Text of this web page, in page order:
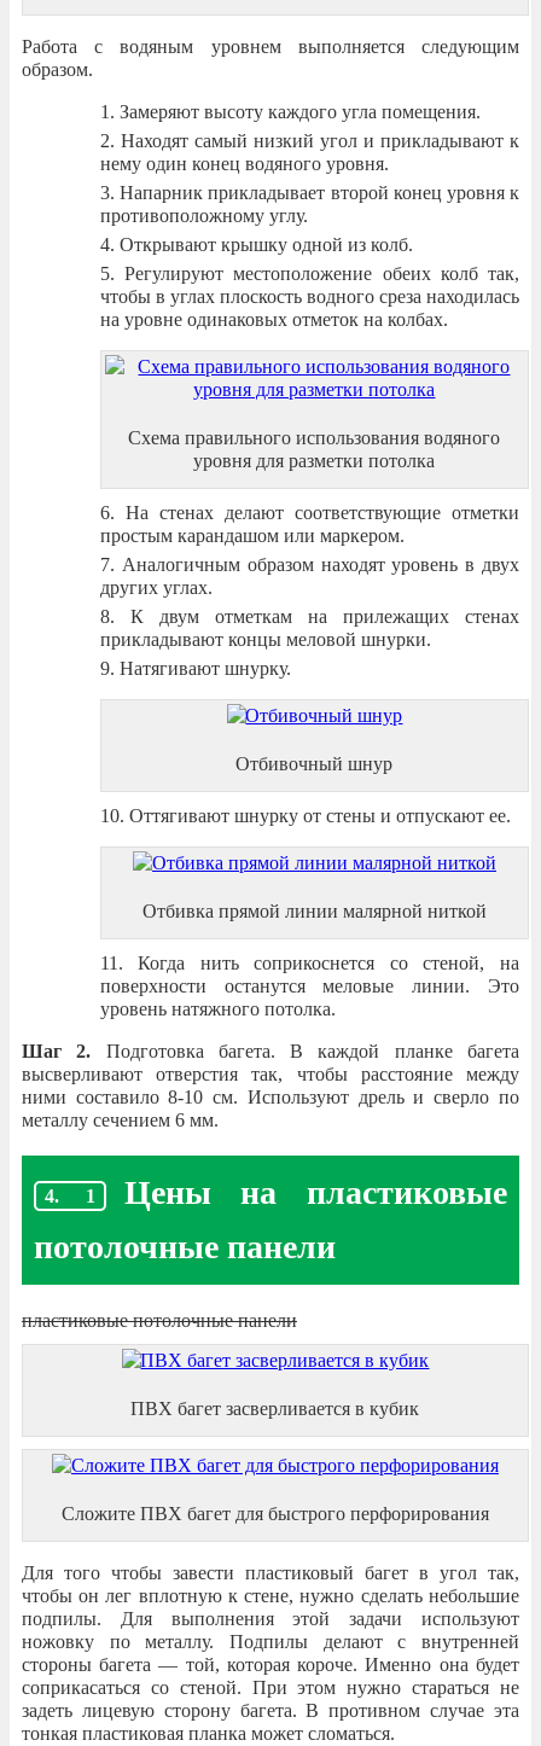
Работа с водяным уровнем выполняется следующим
образом.
Замеряют высоту каждого угла помещения.
Находят самый низкий угол и прикладывают к
нему один конец водяного уровня.
Напарник прикладывает второй конец уровня к
противоположному углу.
Открывают крышку одной из колб.
Регулируют местоположение обеих колб так,
чтобы в углах плоскость водного среза находилась
на уровне одинаковых отметок на колбах.
Схема правильного использования водяного
уровня для разметки потолка
На стенах делают соответствующие отметки
простым карандашом или маркером.
Аналогичным образом находят уровень в двух
других углах.
К двум отметкам на прилежащих стенах
прикладывают концы меловой шнурки.
Натягивают шнурку.
Отбивочный шнур
Оттягивают шнурку от стены и отпускают ее.
Отбивка прямой линии малярной ниткой
Когда нить соприкоснется со стеной, на
поверхности останутся меловые линии. Это
уровень натяжного потолка.
Шаг 2. Подготовка багета. В каждой планке багета
высверливают отверстия так, чтобы расстояние между
ними составило 8-10 см. Используют дрель и сверло по
металлу сечением 6 мм.
Цены на пластиковые
потолочные панели
пластиковые потолочные панели
ПВХ багет засверливается в кубик
Сложите ПВХ багет для быстрого перфорирования
Для того чтобы завести пластиковый багет в угол так,
чтобы он лег вплотную к стене, нужно сделать небольшие
подпилы. Для выполнения этой задачи используют
ножовку по металлу. Подпилы делают с внутренней
стороны багета — той, которая короче. Именно она будет
соприкасаться со стеной. При этом нужно стараться не
задеть лицевую сторону багета. В противном случае эта
тонкая пластиковая планка может сломаться.